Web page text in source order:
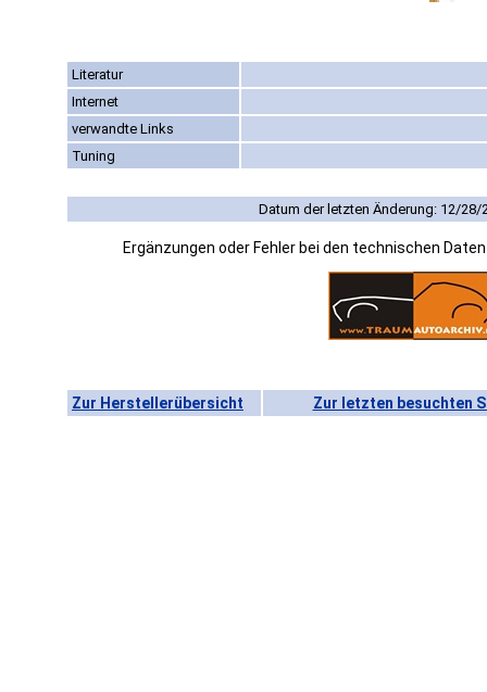
Literatur
Internet
verwandte Links
Tuning
Datum der letzten Änderung: 12/28/
Ergänzungen oder Fehler bei den technischen
Zur Herstellerübersicht Zur letzten besuchten